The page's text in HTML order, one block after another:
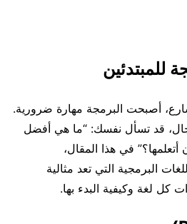
للمبتدئين
أصبحت البرمجة مهارة ضرورية.
قد تسأل نفسك: “ما هي أفضل
في هذا المقال،
البرمجية التي تعد مثالية
كل لغة وكيفية البدء بها.